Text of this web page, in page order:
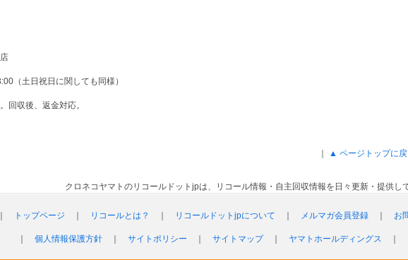
（土日祝日に関しても同様）
回収後、返金対応。
▲ ページトップに戻
クロネコヤマトのリコールドットjpは、リコール情報・自主回収情報を日々更新・提供し
トップページ リコールとは？ リコールドットjpについて メルマガ会員登録 お
個人情報保護方針 サイトポリシー サイトマップ｜ ヤマトホールディングス